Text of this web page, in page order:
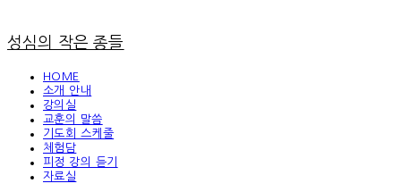
성심의 작은 종들
HOME
소개 안내
강의실
교훈의 말씀
기도회 스케줄
체험담
피정 강의 듣기
자료실